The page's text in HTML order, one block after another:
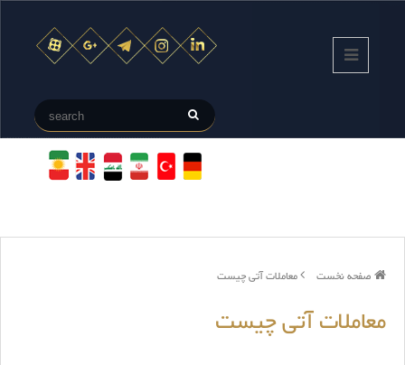
صفحه نخست معاملات آتی چیست
معاملات آتی چیست